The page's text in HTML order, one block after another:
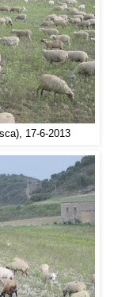
17-6-2013